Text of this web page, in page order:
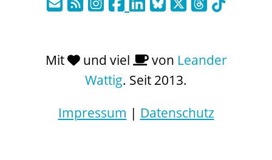
Mit und viel von Leander
Wattig. Seit 2013.
Impressum | Datenschutz